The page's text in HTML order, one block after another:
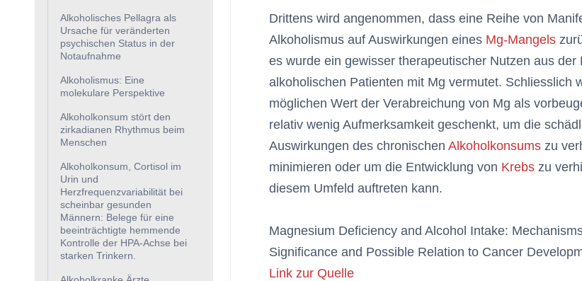
Alkoholisches Pellagra als
Ursache für veränderten
psychischen Status in der
Notaufnahme
Alkoholismus: Eine
molekulare Perspektive
Alkoholkonsum stört den
zirkadianen Rhythmus beim
Menschen
Alkoholkonsum, Cortisol im
Urin und
Herzfrequenzvariabilität bei
scheinbar gesunden
Männern: Belege für eine
beeinträchtigte hemmende
Kontrolle der HPA-Achse bei
starken Trinkern.
Drittens wird angenommen, dass eine Reihe von
Alkoholismus auf Auswirkungen eines Mg-Mangels
es wurde ein gewisser therapeutischer Nutzen aus der
alkoholischen Patienten mit Mg vermutet. Schliesslich
möglichen Wert der Verabreichung von Mg als
relativ wenig Aufmerksamkeit geschenkt, um die
Auswirkungen des chronischen Alkoholkonsumszu
minimieren oder um die Entwicklung von Krebszu
diesem Umfeld auftreten kann.
Magnesium Deficiency and Alcohol Intake:
Significance and Possible Relation to Cancer
Link zur Quelle